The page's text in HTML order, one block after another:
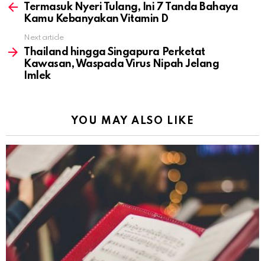
moreTermasuk Nyeri Tulang, Ini 7 Tanda Bahaya
Kamu Kebanyakan Vitamin D
Next article
Thailand hingga Singapura Perketat
Kawasan, Waspada Virus Nipah Jelang
Imlek
YOU MAY ALSO LIKE